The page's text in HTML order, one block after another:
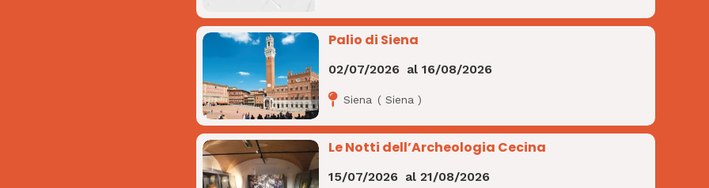
Palio di Siena
02/07/2026 al16/08/2026
Siena (Siena )
Le Notti dell’Archeologia Cecina
15/07/2026 al21/08/2026